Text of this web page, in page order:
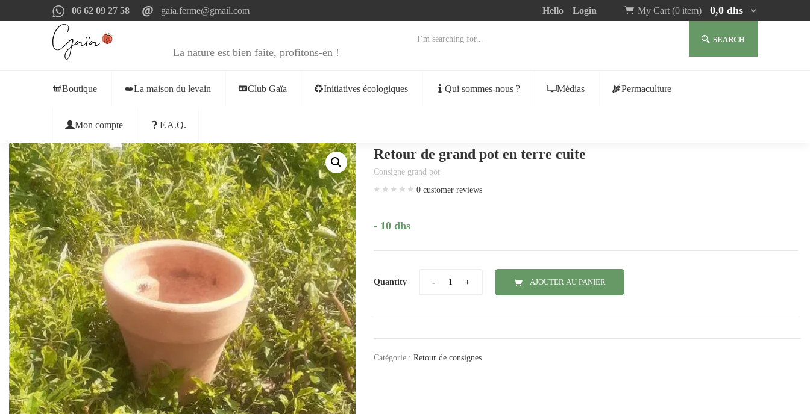
06 62 09 27 58 gaia.ferme@gmail.com Hello Login My Cart (0 item) 0,0 dhs
La nature est bien faite, profitons-en !
SEARCH
Boutique La maison du levain Club Gaïa Initiatives écologiques Qui sommes-nous ? Médias Permaculture
Mon compte F.A.Q.
Retour de grand pot en terre cuite
Consigne grand pot
0 customer reviews
- 10 dhs
Quantity
Quantity
AJOUTER AU PANIER
Catégorie : Retour de consignes